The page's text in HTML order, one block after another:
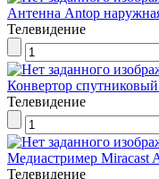
Антенна Antop
Телевидение
Конвертор
Телевидение
Медиастример Miracast
Телевидение